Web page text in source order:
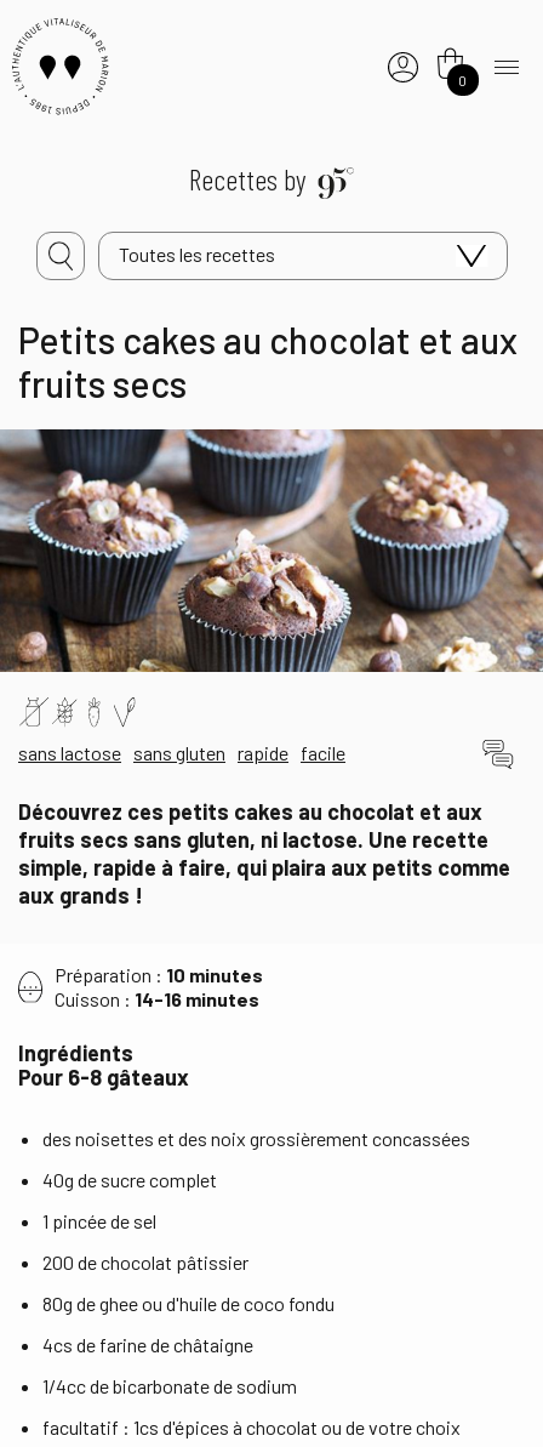
0
Recettes by
Toutes les recettes
Petits cakes au chocolat et aux
fruits secs
sans lactose sans gluten rapide facile
Découvrez ces petits cakes au chocolat et aux
fruits secs sans gluten, ni lactose. Une recette
simple, rapide à faire, qui plaira aux petits comme
aux grands !
Préparation : 10 minutes
Cuisson : 14-16 minutes
Ingrédients
Pour 6-8 gâteaux
des noisettes et des noix grossièrement concassées
40g de sucre complet
1 pincée de sel
200 de chocolat pâtissier
80g de ghee ou d'huile de coco fondu
4cs de farine de châtaigne
1/4cc de bicarbonate de sodium
facultatif : 1cs d'épices à chocolat ou de votre choix